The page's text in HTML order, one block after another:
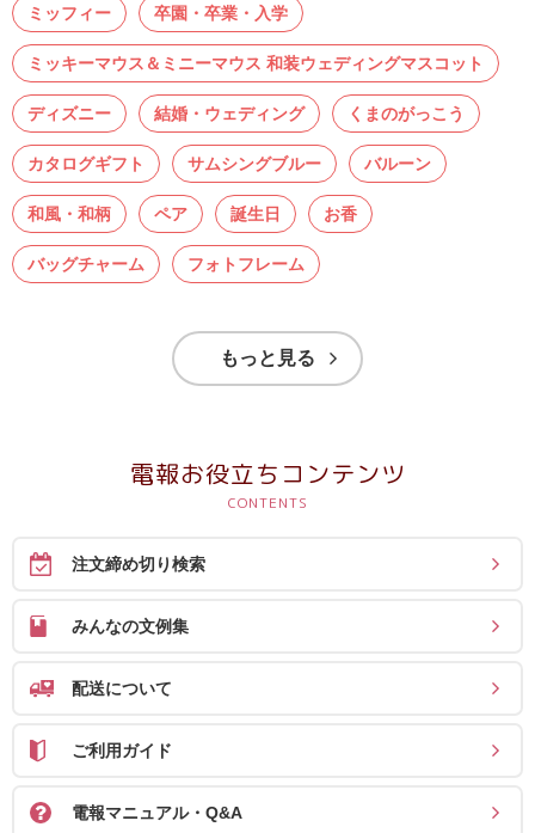
ボ
お
問
い
合
わ
せ
ミッフィー 卒園・卒業・入学
ミッキーマウス＆ミニーマウス 和装ウェディングマスコット
ディズニー 結婚・ウェディング くまのがっこう
カタログギフト サムシングブルー バルーン
和風・和柄 ペア 誕生日 お香
バッグチャーム フォトフレーム
もっと見る
電報お役立ちコンテンツ
注文締め切り検索
みんなの文例集
配送について
ご利用ガイド
電報マニュアル・Q&A